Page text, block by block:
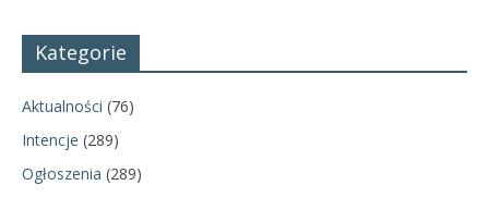
Kategorie
Aktualności (76)
Intencje (289)
Ogłoszenia (289)